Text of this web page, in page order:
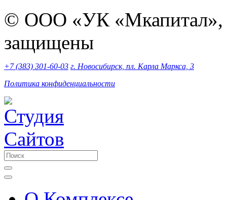
© ООО «УК «Мкапитал»,
защищены
+7 (383) 301-60-03 г. Новосибирск, пл. Карла Маркса, 3
Политика конфиденциальности